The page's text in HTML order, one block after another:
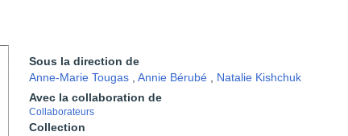
Sous la direction de
Anne-Marie Tougas
Annie Bérubé
Natalie Kishchuk
Avec la collaboration de
Collaborateurs
Collection